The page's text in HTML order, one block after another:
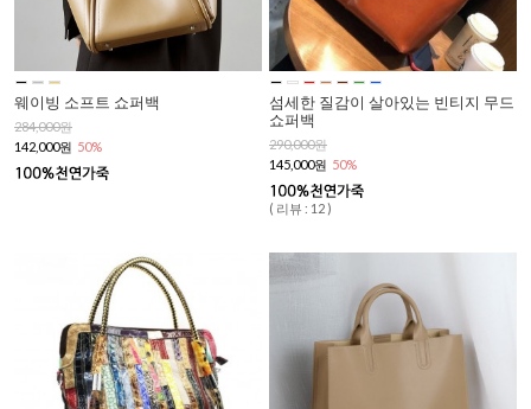
웨이빙 소프트 쇼퍼백
284,000원
142,000원 50%
섬세한 질감이 살아있는 빈티지 무드
쇼퍼백
290,000원
145,000원 50%
( 리뷰 : 12 )